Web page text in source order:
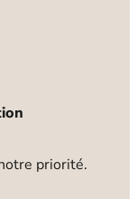
priorité.